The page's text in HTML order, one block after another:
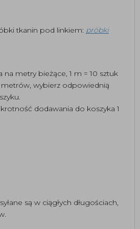
tkanin pod linkiem: próbki
na metry bieżące, 1 m = 10 sztuk
wybierz odpowiednią
dodawania do koszyka 1
są w ciągłych długościach,